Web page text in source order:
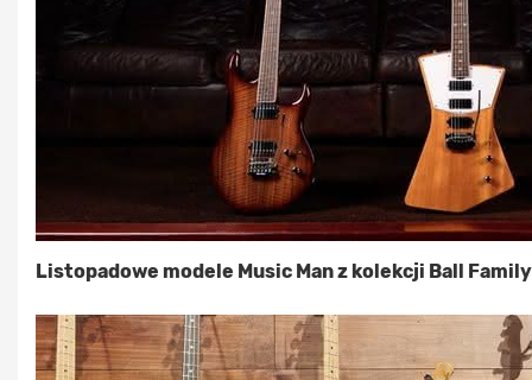
Listopadowe modele Music Man z kolekcji Ball